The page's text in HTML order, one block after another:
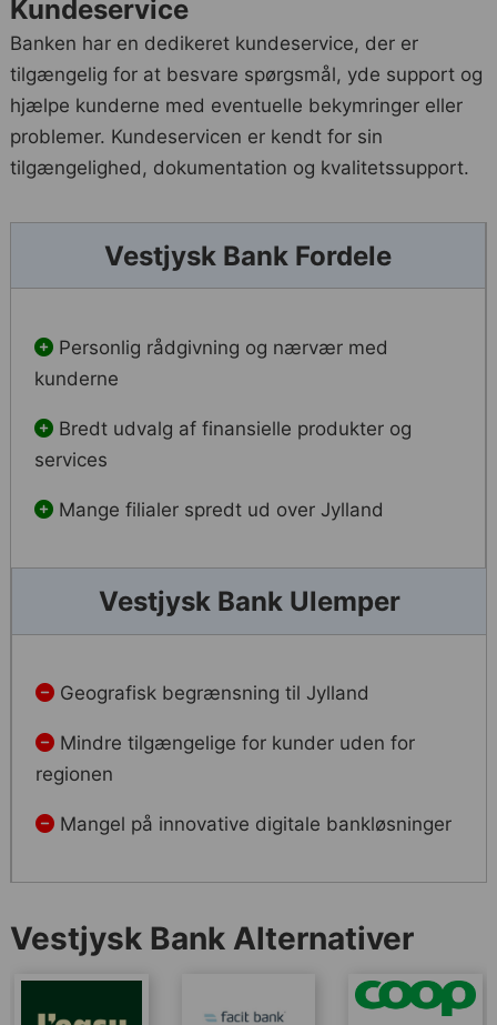
Kundeservice
Banken har en dedikeret kundeservice, der er
tilgængelig for at besvare spørgsmål, yde support og
hjælpe kunderne med eventuelle bekymringer eller
problemer. Kundeservicen er kendt for sin
tilgængelighed, dokumentation og kvalitetssupport.
Vestjysk Bank Fordele
Personlig rådgivning og nærvær med
kunderne
Bredt udvalg af finansielle produkter og
services
Mange filialer spredt ud over Jylland
Vestjysk Bank Ulemper
Geografisk begrænsning til Jylland
Mindre tilgængelige for kunder uden for
regionen
Mangel på innovative digitale bankløsninger
Vestjysk Bank Alternativer